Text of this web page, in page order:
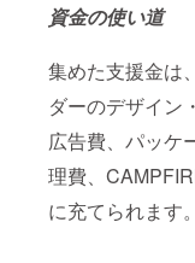
資金の使い道
集めた支援金は
ダーのデザイン
広告費、パッケ
理費、
に充てられます。